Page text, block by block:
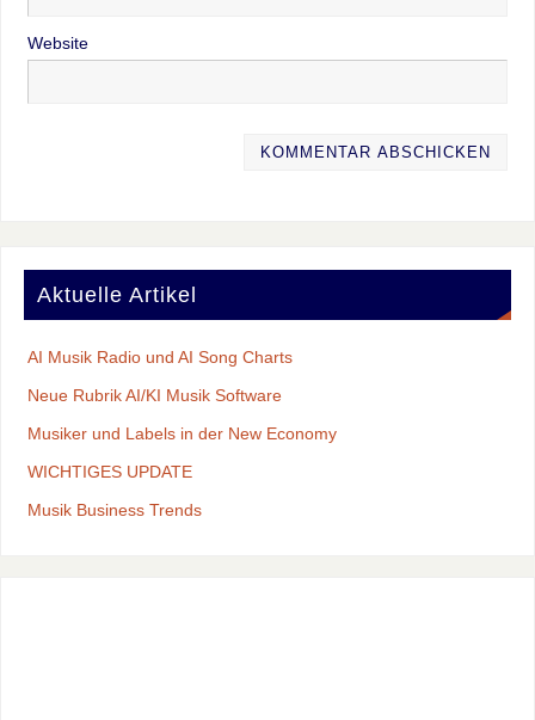
Website
Aktuelle Artikel
AI Musik Radio und AI Song Charts
Neue Rubrik AI/KI Musik Software
Musiker und Labels in der New Economy
WICHTIGES UPDATE
Musik Business Trends